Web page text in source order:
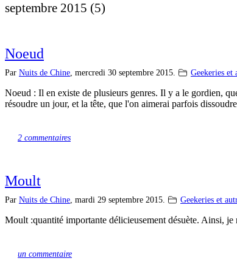
septembre 2015 (5)
Noeud
Par Nuits de Chine, mercredi 30 septembre 2015. Geekeries et
Noeud : Il en existe de plusieurs genres. Il y a le gordien,
résoudre un jour, et la tête, que l'on aimerai parfois
2 commentaires
Moult
Par Nuits de Chine, mardi 29 septembre 2015. Geekeries et
Moult :quantité importante délicieusement désuète. Ainsi,
un commentaire